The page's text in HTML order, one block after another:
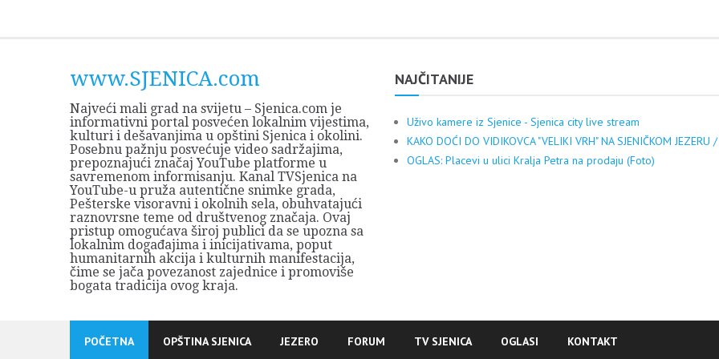
www.SJENICA.com
Najveći mali grad na svijetu – Sjenica.com je
informativni portal posvećen lokalnim vijestima,
kulturi i dešavanjima u opštini Sjenica i okolini.
Posebnu pažnju posvećuje video sadržajima,
prepoznajući značaj YouTube platforme u
savremenom informisanju. Kanal TVSjenica na
YouTube-u pruža autentične snimke grada,
Pešterske visoravni i okolnih sela, obuhvatajući
raznovrsne teme od društvenog značaja. Ovaj
pristup omogućava široj publici da se upozna sa
lokalnim događajima i inicijativama, poput
humanitarnih akcija i kulturnih manifestacija,
čime se jača povezanost zajednice i promoviše
bogata tradicija ovog kraja.
NAJČITANIJE
Uživo kamere iz Sjenice - Sjenica city live stream
KAKO DOĆI DO VIDIKOVCA "VELIKI VRH" NA SJENIČKOM
OGLAS: Placevi u ulici Kralja Petra na prodaju (Foto)
POČETNA OPŠTINA SJENICA JEZERO FORUM TV SJENICA OGLASI KONTAKT